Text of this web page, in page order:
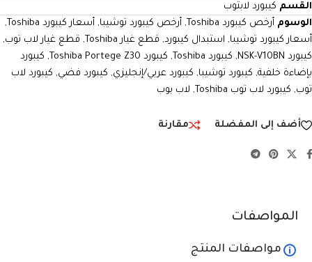
القسم كيبورد لابتوب
الوسوم أرخص كيبورد Toshiba , أرخص كيبورد توشيبا, أسعار كيبورد Toshiba
,
أسعار كيبورد توشيبا, استبدال كيبورد, قطع غيار Toshiba , قطع غيار لاب توب,
كيبورد NSK-V10BN
, كيبورد Toshiba , كيبورد Toshiba Portege Z30 , كيبورد
بإضاءة خلفية, كيبورد توشيبا, كيبورد عربي/إنجليزي, كيبورد فضي, كيبورد لاب
توب, كيبورد لاب توب Toshiba , لاب بوب
أضف إلى المفضلة مقارنة
المواصفات
مواصفات المنتج